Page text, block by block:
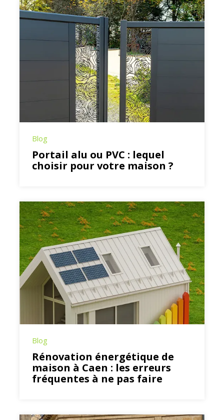
Blog
Portail alu ou PVC : lequel
choisir pour votre maison ?
Blog
Rénovation énergétique de
maison à Caen : les erreurs
fréquentes à ne pas faire